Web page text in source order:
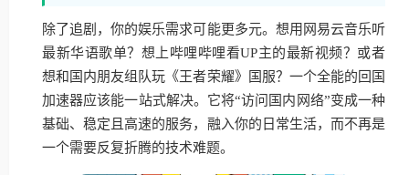
除了追剧，你的娱乐需求可能更多元。想用网易云音乐听
最新华语歌单？想上哔哩哔哩看UP主的最新视频？或者
想和国内朋友组队玩《王者荣耀》国服？一个全能的回国
加速器应该能一站式解决。它将“访问国内网络”变成一种
基础、稳定且高速的服务，融入你的日常生活，而不再是
一个需要反复折腾的技术难题。